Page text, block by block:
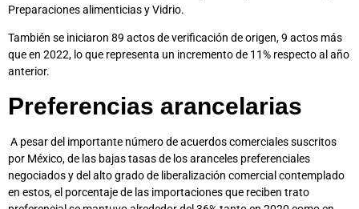
Preparaciones alimenticias y Vidrio.
También se iniciaron 89 actos de verificación de origen, 9 actos más
que en 2022, lo que representa un incremento de 11% respecto al año
anterior.
Preferencias arancelarias
A pesar del importante número de acuerdos comerciales suscritos
por México, de las bajas tasas de los aranceles preferenciales
negociados y del alto grado de liberalización comercial contemplado
en estos, el porcentaje de las importaciones que reciben trato